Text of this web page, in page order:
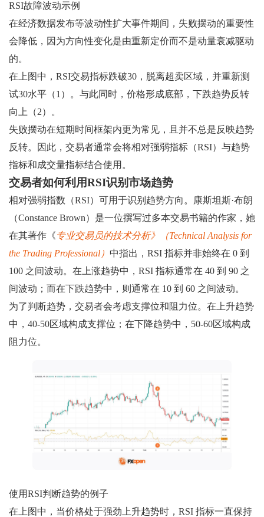
RSI故障波动示例
在经济数据发布等波动性扩大事件期间，失败摆动的重要性
会降低，因为方向性变化是由重新定价而不是动量衰减驱动
的。
在上图中，RSI交易指标跌破30，脱离超卖区域，并重新测
试30水平（1）。与此同时，价格形成底部，下跌趋势反转
向上（2）。
失败摆动在短期时间框架内更为常见，且并不总是反映趋势
反转。因此，交易者通常会将相对强弱指标（RSI）与趋势
指标和成交量指标结合使用。
交易者如何利用RSI识别市场趋势
相对强弱指数（RSI）可用于识别趋势方向。康斯坦斯·布朗
（Constance Brown）是一位撰写过多本交易书籍的作家，她
在其著作《专业交易员的技术分析》（Technical Analysis for
the Trading Professional） 中指出，RSI 指标并非始终在 0 到
100 之间波动。在上涨趋势中，RSI 指标通常在 40 到 90 之
间波动；而在下跌趋势中，则通常在 10 到 60 之间波动。
为了判断趋势，交易者会考虑支撑位和阻力位。在上升趋势
中，40-50区域构成支撑位；在下降趋势中，50-60区域构成
阻力位。
使用RSI判断趋势的例子
在上图中，当价格处于强劲上升趋势时，RSI 指标一直保持